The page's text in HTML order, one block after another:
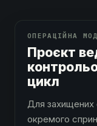
ОПЕРАЦІЙНА
Проєкт
цикл
Для захищених
окремого